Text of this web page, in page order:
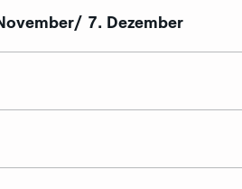
7. Dezember